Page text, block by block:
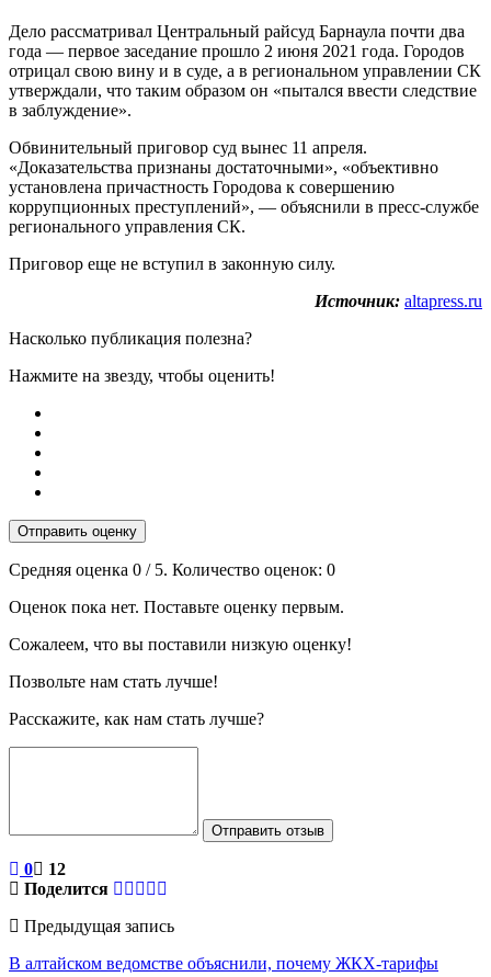
Дело рассматривал Центральный райсуд Барнаула почти два
года — первое заседание прошло 2 июня 2021 года. Городов
отрицал свою вину и в суде, а в региональном управлении СК
утверждали, что таким образом он «пытался ввести следствие
в заблуждение».
Обвинительный приговор суд вынес 11 апреля.
«Доказательства признаны достаточными», «объективно
установлена причастность Городова к совершению
коррупционных преступлений», — объяснили в пресс-службе
регионального управления СК.
Приговор еще не вступил в законную силу.
Источник: altapress.ru
Насколько публикация полезна?
Нажмите на звезду, чтобы оценить!
Отправить оценку
Средняя оценка 0 / 5. Количество оценок: 0
Оценок пока нет. Поставьте оценку первым.
Сожалеем, что вы поставили низкую оценку!
Позвольте нам стать лучше!
Расскажите, как нам стать лучше?
Отправить отзыв
0
12
Поделится
Предыдущая запись
В алтайском ведомстве объяснили, почему ЖКХ-тарифы